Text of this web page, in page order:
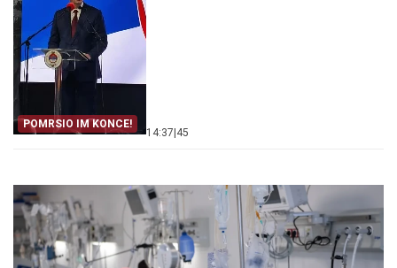
POMRSIO IM KONCE!
14:37 45